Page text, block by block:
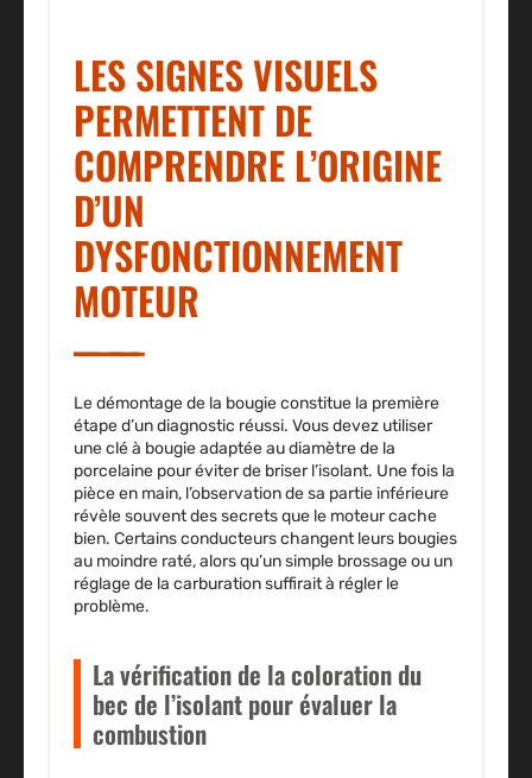
LES SIGNES VISUELS
PERMETTENT DE
COMPRENDRE L’ORIGINE
D’UN
DYSFONCTIONNEMENT
MOTEUR
Le démontage de la bougie constitue la première
étape d’un diagnostic réussi. Vous devez utiliser
une clé à bougie adaptée au diamètre de la
porcelaine pour éviter de briser l’isolant. Une fois la
pièce en main, l’observation de sa partie inférieure
révèle souvent des secrets que le moteur cache
bien. Certains conducteurs changent leurs bougies
au moindre raté, alors qu’un simple brossage ou un
réglage de la carburation suffirait à régler le
problème.
La vérification de la coloration du
bec de l’isolant pour évaluer la
combustion